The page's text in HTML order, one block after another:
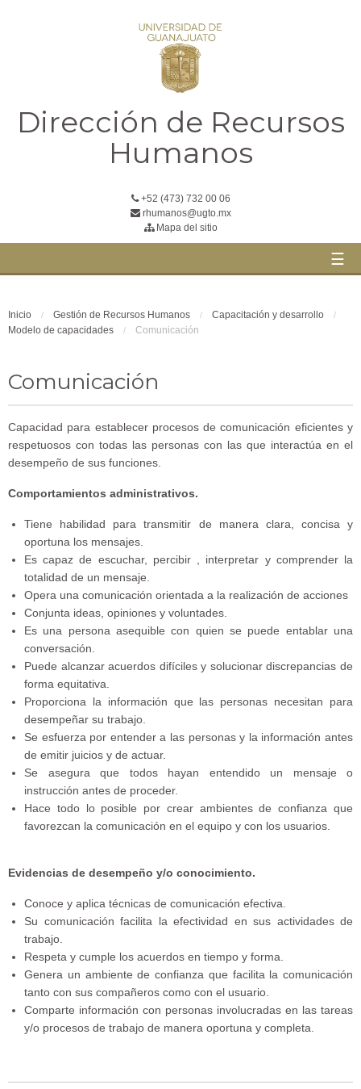
Dirección de Recursos
Humanos
+52 (473) 732 00 06
rhumanos@ugto.mx
Mapa del sitio
☰
Inicio Gestión de Recursos Humanos
Capacitación y desarrollo
Modelo de capacidades
Comunicación
Comunicación
Capacidad para establecer procesos de comunicación eficientes y
respetuosos con todas las personas con las que interactúa en el
desempeño de sus funciones.
Comportamientos administrativos.
Tiene habilidad para transmitir de manera clara, concisa y
oportuna los mensajes.
Es capaz de escuchar, percibir , interpretar y comprender la
totalidad de un mensaje.
Opera una comunicación orientada a la realización de acciones
Conjunta ideas, opiniones y voluntades.
Es una persona asequible con quien se puede entablar una
conversación.
Puede alcanzar acuerdos difíciles y solucionar discrepancias de
forma equitativa.
Proporciona la información que las personas necesitan para
desempeñar su trabajo.
Se esfuerza por entender a las personas y la información antes
de emitir juicios y de actuar.
Se asegura que todos hayan entendido un mensaje o
instrucción antes de proceder.
Hace todo lo posible por crear ambientes de confianza que
favorezcan la comunicación en el equipo y con los usuarios.
Evidencias de desempeño y/o conocimiento.
Conoce y aplica técnicas de comunicación efectiva.
Su comunicación facilita la efectividad en sus actividades de
trabajo.
Respeta y cumple los acuerdos en tiempo y forma.
Genera un ambiente de confianza que facilita la comunicación
tanto con sus compañeros como con el usuario.
Comparte información con personas involucradas en las tareas
y/o procesos de trabajo de manera oportuna y completa.